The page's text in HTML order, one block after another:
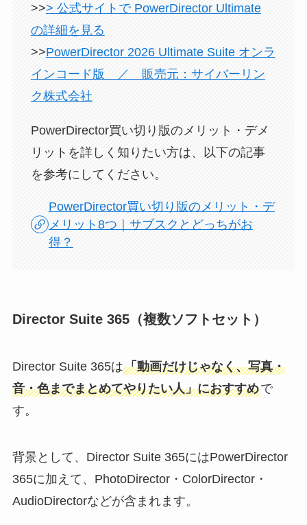
>>> 公式サイトで PowerDirector Ultimate
の詳細を見る
>>PowerDirector 2026 Ultimate Suite オンラ
インコード版 ／ 販売元：サイバーリン
ク株式会社
PowerDirector買い切り版のメリット・デメ
リットを詳しく知りたい方は、以下の記事
を参考にしてください。
PowerDirector買い切り版のメリット・デ
メリット8つ｜サブスクとどっちがお
得？
Director Suite 365（複数ソフトセット）
Director Suite 365は「動画だけじゃなく、写真・
音・色までまとめてやりたい人」におすすめで
す。
背景として、Director Suite 365にはPowerDirector
365に加えて、PhotoDirector・ColorDirector・
AudioDirectorなどが含まれます。